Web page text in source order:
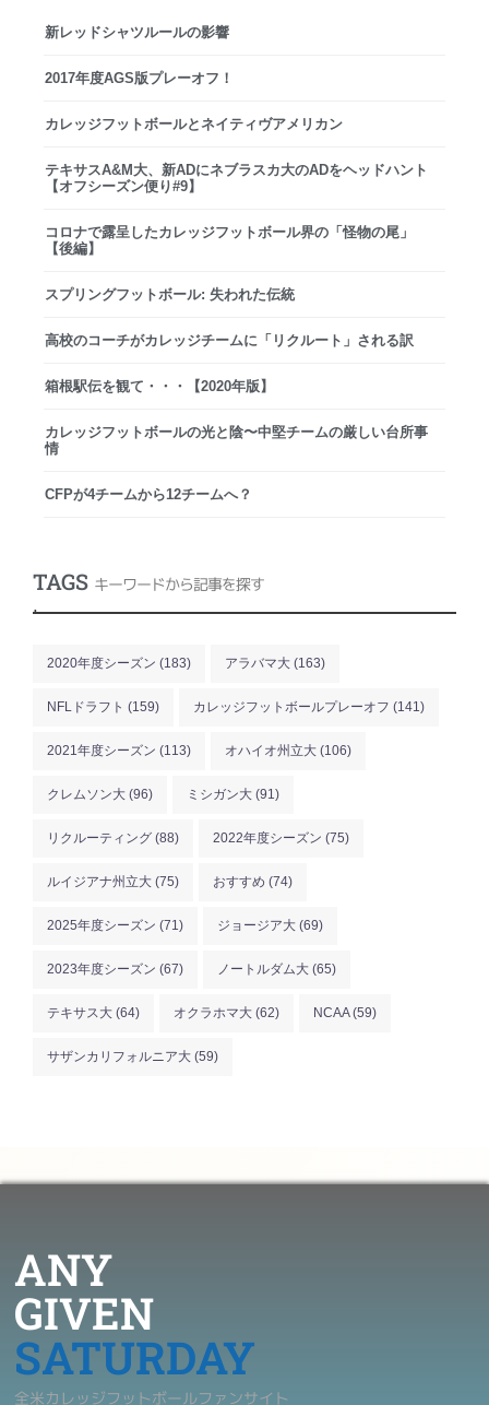
新レッドシャツルールの影響
2017年度AGS版プレーオフ！
カレッジフットボールとネイティヴアメリカン
テキサスA&M大、新ADにネブラスカ大のADをヘッドハント
【オフシーズン便り#9】
コロナで露呈したカレッジフットボール界の「怪物の尾」
【後編】
スプリングフットボール: 失われた伝統
高校のコーチがカレッジチームに「リクルート」される訳
箱根駅伝を観て・・・【2020年版】
カレッジフットボールの光と陰〜中堅チームの厳しい台所事
情
CFPが4チームから12チームへ？
TAGS キーワードから記事を探す
.
2020年度シーズン (183) アラバマ大 (163)
NFLドラフト (159) カレッジフットボールプレーオフ (141)
2021年度シーズン (113) オハイオ州立大 (106)
クレムソン大 (96) ミシガン大 (91)
リクルーティング (88) 2022年度シーズン (75)
ルイジアナ州立大 (75) おすすめ (74)
2025年度シーズン (71) ジョージア大 (69)
2023年度シーズン (67) ノートルダム大 (65)
テキサス大 (64) オクラホマ大 (62) NCAA(59)
サザンカリフォルニア大 (59)
ANY
GIVEN
SATURDAY
全米カレッジフットボールファンサイト